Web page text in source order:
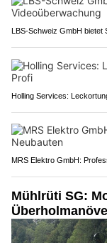
LBS-Schweiz GmbH
Holling Services:
MRS Elektro GmbH:
Mühlrüti SG: